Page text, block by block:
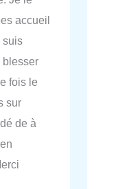
accueil
suis
blesser
fois le
sur
de à